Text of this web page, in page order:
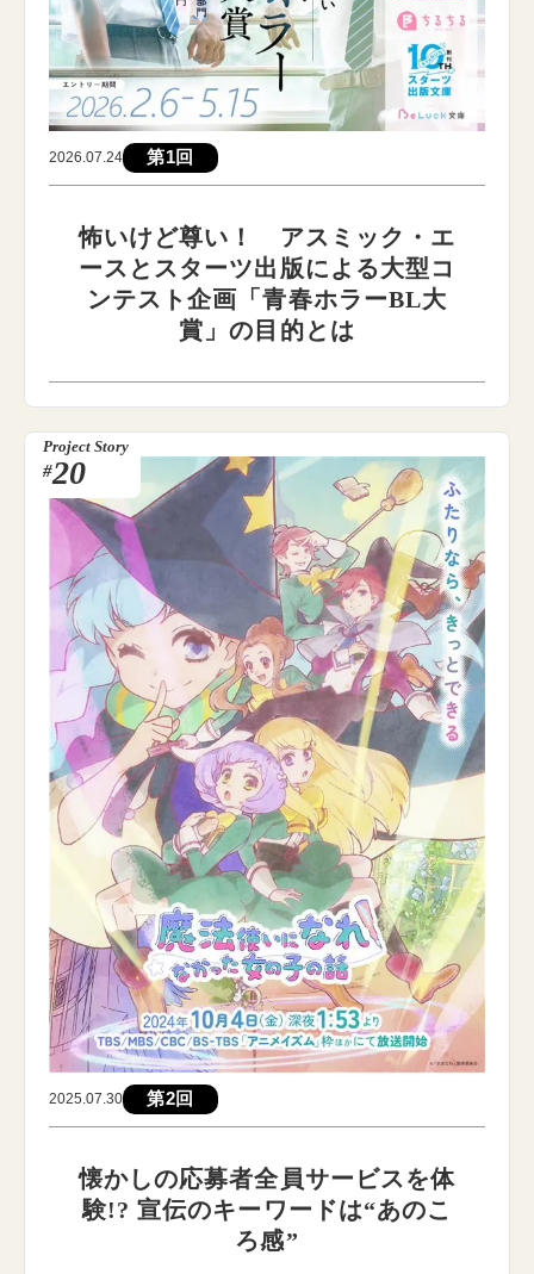
2026.07.24 第1回
怖いけど尊い！ アスミック・エ
ースとスターツ出版による大型コ
ンテスト企画「青春ホラーBL大
賞」の目的とは
Project Story
#20
2025.07.30 第2回
懐かしの応募者全員サービスを体
験!? 宣伝のキーワードは“あのこ
ろ感”